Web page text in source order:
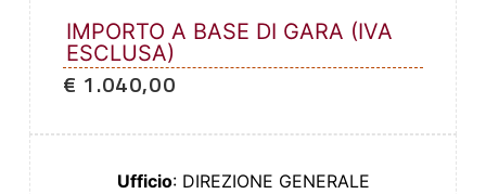
IMPORTO A BASE DI GARA (IVA
ESCLUSA)
€ 1.040,00
Ufficio: DIREZIONE GENERALE